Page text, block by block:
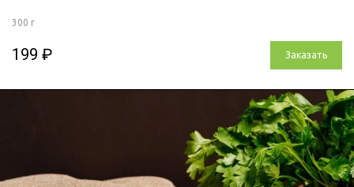
300 г
199 ₽ Заказать